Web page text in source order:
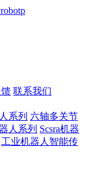
联系我们
系列 六轴多关节
人系列 Scsra机器
工业机器人智能传